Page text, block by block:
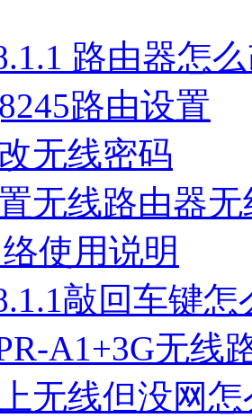
路由器怎
路由设置
无线密码
无线路由器
使用说明
敲回车键
A1+3G无线
无线但没网怎